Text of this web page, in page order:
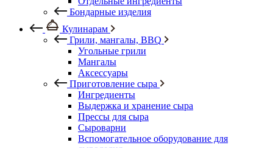
Бондарные изделия
Кулинарам
Грили, мангалы, BBQ
Угольные грили
Мангалы
Аксессуары
Приготовление сыра
Ингредиенты
Выдержка и хранение сыра
Прессы для сыра
Сыроварни
Вспомогательное оборудование для